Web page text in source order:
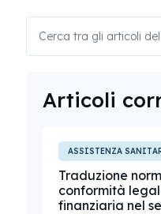
Articoli
ASSISTENZA
Traduzione
conformità
finanziaria nel